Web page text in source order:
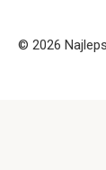
© 2026